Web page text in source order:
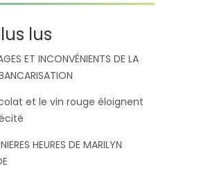
lus
ET INCONVÉNIENTS DE LA
et le vin rouge éloignent
HEURES DE MARILYN